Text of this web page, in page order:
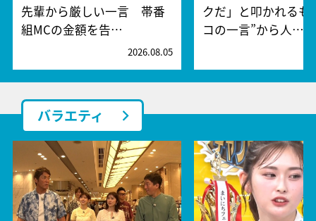
先輩から厳しい一言 帯番
組MCの金額を告…
2026.08.05
クだ」と叩かれる
コの一言”から人…
バラエティ